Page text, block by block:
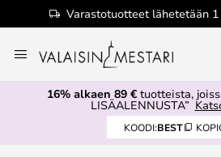
Varastotuotteet lähetetään
to
Content
16% alkaen 89 €tuotteista,
LISÄALENNUSTA”
KOODI:BEST